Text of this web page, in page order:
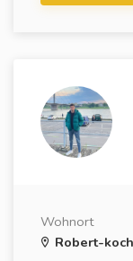
Wohnort
Robert-